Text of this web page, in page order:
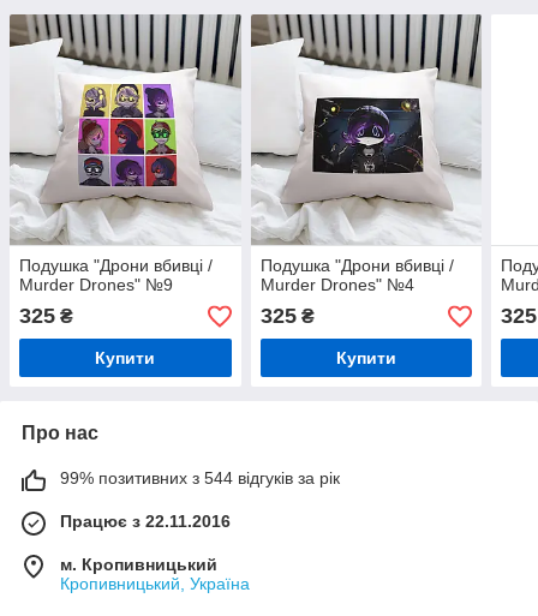
Подушка "Дрони вбивці /
Murder Drones" №9
325 ₴
Купити
Подушка "Дрони вбивці /
Murder Drones" №4
325₴
Купити
325
Про нас
99% позитивних з 544 відгуків за рік
Працює з 22.11.2016
м. Кропивницький
Кропивницький, Україна